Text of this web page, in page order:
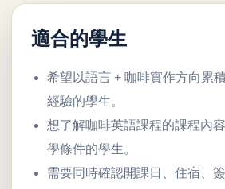
適合的學生
希望以語言 + 咖啡實作方向累
經驗的學生。
想了解咖啡英語課程的課程內
學條件的學生。
需要同時確認開課日、住宿、